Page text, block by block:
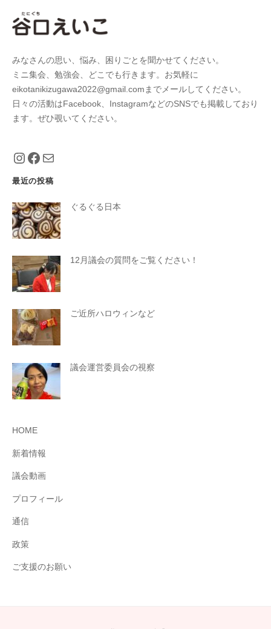
みなさんの思い、悩み、困りごとを聞かせてください。
ミニ集会、勉強会、どこでも行きます。お気軽に
eikotanikizugawa2022@gmail.comまでメールしてください。
日々の活動はFacebook、InstagramなどのSNSでも掲載しており
ます。ぜひ覗いてください。
https://www.instagram.com/
https://www.facebook.com/
メール
最近の投稿
ぐるぐる日本
12月議会の質問をご覧ください！
ご近所ハロウィンなど
議会運営委員会の視察
HOME
新着情報
議会動画
プロフィール
通信
政策
ご支援のお願い